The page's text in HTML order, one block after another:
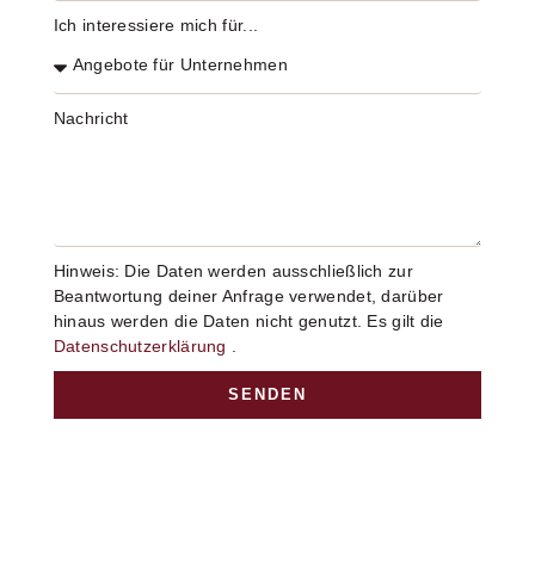
Ich interessiere mich für...
Nachricht
Hinweis: Die Daten werden ausschließlich zur
Beantwortung deiner Anfrage verwendet, darüber
hinaus werden die Daten nicht genutzt. Es gilt die
Datenschutzerklärung
SENDEN